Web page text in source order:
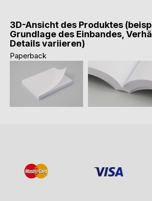
3D-Ansicht des Produktes
Grundlage des Einbandes,
Details variieren)
Paperback